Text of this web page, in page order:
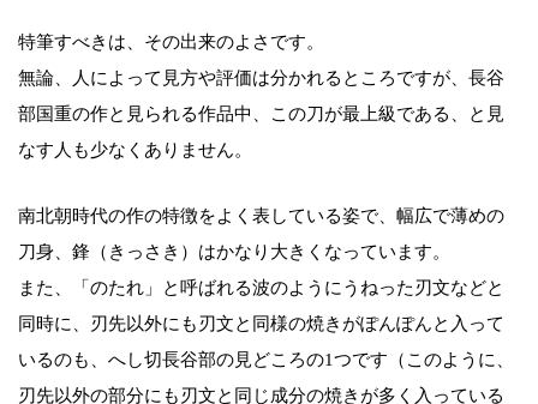
特筆すべきは、その出来のよさです。
無論、人によって見方や評価は分かれるところですが、長谷
部国重の作と見られる作品中、この刀が最上級である、と見
なす人も少なくありません。
南北朝時代の作の特徴をよく表している姿で、幅広で薄めの
刀身、鋒（きっさき）はかなり大きくなっています。
また、「のたれ」と呼ばれる波のようにうねった刃文などと
同時に、刃先以外にも刃文と同様の焼きがぽんぽんと入って
いるのも、へし切長谷部の見どころの1つです（このように、
刃先以外の部分にも刃文と同じ成分の焼きが多く入っている